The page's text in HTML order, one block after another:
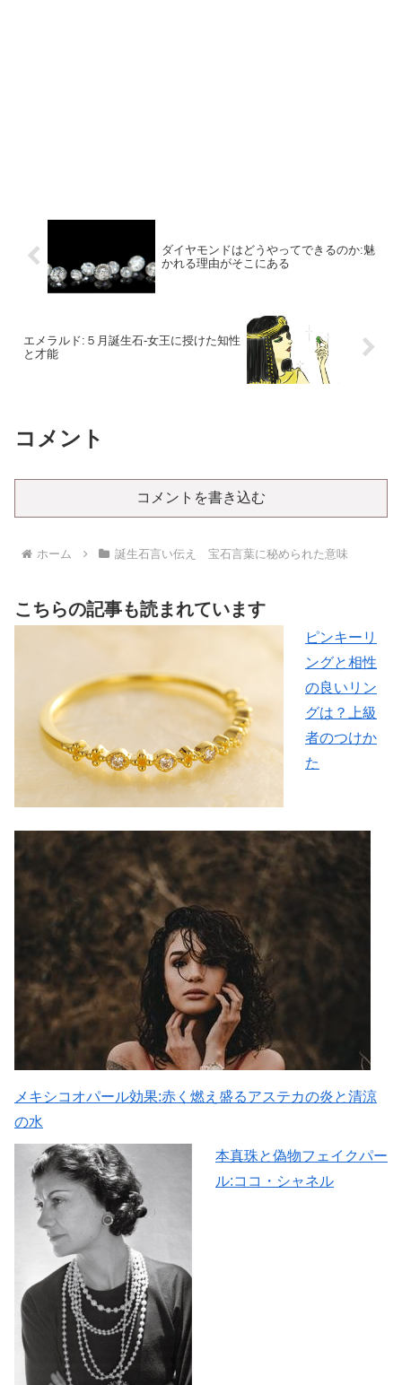
ダイヤモンドはどうやってできるのか:魅
かれる理由がそこにある
エメラルド:５月誕生石-女王に授けた知性
と才能
コメント
コメントを書き込む
ホーム 誕生石言い伝え 宝石言葉に秘められた意味
こちらの記事も読まれています
ピンキーリ
ングと相性
の良いリン
グは？上級
者のつけか
た
メキシコオパール効果:赤く燃え盛るアステカの炎と清涼
の水
本真珠と偽物フェイクパー
ル:ココ・シャネル